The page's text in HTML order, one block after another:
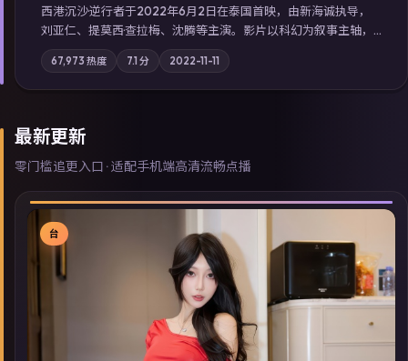
西港沉沙·逆行者于2022年6月2日在泰国首映，由新海诚执导，
刘亚仁、提莫西·查拉梅、沈腾等主演。影片以科幻为叙事主轴，
失踪人口档案牵出跨国灰色产业链；摄影与配乐强化地域气质；
站内亦可通过「国产免费观看高清电视剧在线看」延展检索同类
型高分佳作，畅享高清在线追剧体验。
67,973 热度 7.1分 2022-11-11
最新更新
零门槛追更入口 · 适配手机端高清流畅点播
▶
台